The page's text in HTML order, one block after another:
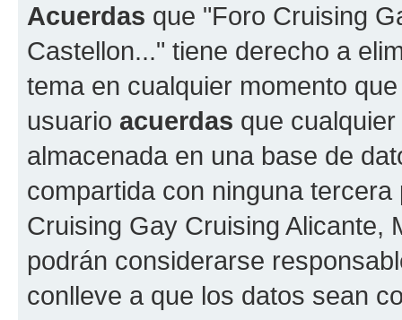
Acuerdas que "Foro Cruising
Castellon..." tiene derecho a
tema en cualquier momento
usuario acuerdas que
almacenada en una base de
compartida con ninguna
Cruising Gay Cruising Alicante,
podrán considerarse
conlleve a que los datos sean